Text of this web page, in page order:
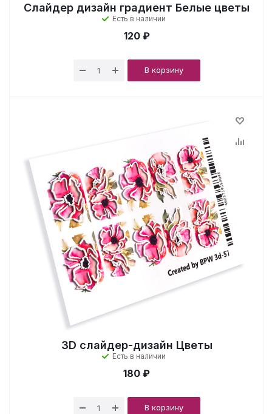
Слайдер дизайн градиент Белые цветы
Есть в наличии
120 ₽
В корзину
3D cлайдер-дизайн Цветы
Есть в наличии
180 ₽
В корзину